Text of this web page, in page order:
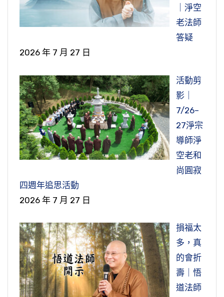
｜淨空
老法師
答疑
2026 年 7 月 27 日
活動剪
影｜
7/26–
27淨宗
導師淨
空老和
尚圓寂
四週年追思活動
2026 年 7 月 27 日
損福太
多，真
的會折
壽｜悟
道法師